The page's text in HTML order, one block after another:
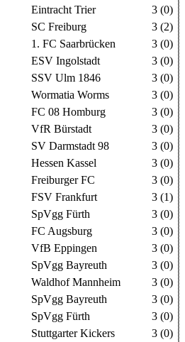
Eintracht Trier
3 (0)
SC Freiburg
3 (2)
1. FC Saarbrücken
3 (0)
ESV Ingolstadt
3 (0)
SSV Ulm 1846
3 (0)
Wormatia Worms
3 (0)
FC 08 Homburg
3 (0)
VfR Bürstadt
3 (0)
SV Darmstadt 98
3 (0)
Hessen Kassel
3 (0)
Freiburger FC
3 (0)
FSV Frankfurt
3 (1)
SpVgg Fürth
3 (0)
FC Augsburg
3 (0)
VfB Eppingen
3 (0)
SpVgg Bayreuth
3 (0)
Waldhof Mannheim
3 (0)
SpVgg Bayreuth
3 (0)
SpVgg Fürth
3 (0)
Stuttgarter Kickers
3 (0)